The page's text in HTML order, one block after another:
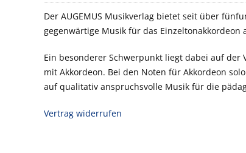
Der AUGEMUS Musikverlag bietet seit über
gegenwärtige Musik für das Einzeltonakkordeon
Ein besonderer Schwerpunkt liegt dabei auf der
mit Akkordeon. Bei den Noten für Akkordeon
auf qualitativ anspruchsvolle Musik für die
Vertrag widerrufen